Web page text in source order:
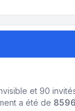
et 90
a été de 8596